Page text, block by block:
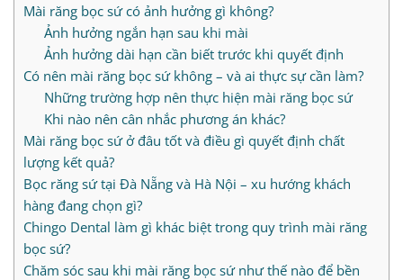
Mài răng bọc sứ có ảnh hưởng gì không?
Ảnh hưởng ngắn hạn sau khi mài
Ảnh hưởng dài hạn cần biết trước khi quyết định
Có nên mài răng bọc sứ không – và ai thực sự cần làm?
Những trường hợp nên thực hiện mài răng bọc sứ
Khi nào nên cân nhắc phương án khác?
Mài răng bọc sứ ở đâu tốt và điều gì quyết định chất
lượng kết quả?
Bọc răng sứ tại Đà Nẵng và Hà Nội – xu hướng khách
hàng đang chọn gì?
Chingo Dental làm gì khác biệt trong quy trình mài răng
bọc sứ?
Chăm sóc sau khi mài răng bọc sứ như thế nào để bền